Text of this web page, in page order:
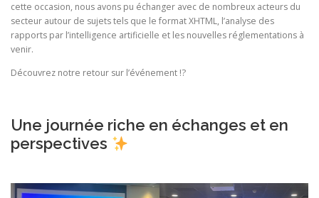
cette occasion, nous avons pu échanger avec de nombreux acteurs du
secteur autour de sujets tels que le format XHTML, l’analyse des
rapports par l’intelligence artificielle et les nouvelles réglementations à
venir.
Découvrez notre retour sur l’événement !?
Une journée riche en échanges et en
perspectives